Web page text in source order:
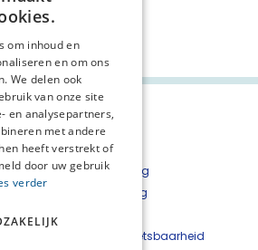
Privacyverklaring
Cookieverklaring
Disclaimer
Beveiligingskwetsbaarheid
om inhoud en
en om ons
We delen ook
van onze site
en analysepartners,
met andere
heeft verstrekt of
door uw gebruik
verder